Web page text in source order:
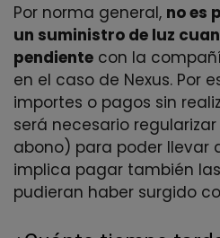
Por norma general, no es
un suministro de luz
pendiente con la
en el caso de Nexus. Por
importes o pagos sin
será necesario
abono) para poder llevar
implica pagar también
pudieran haber surgido